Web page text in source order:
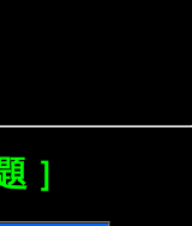
］